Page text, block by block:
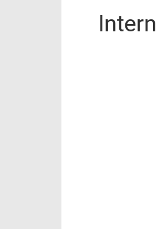
Intern